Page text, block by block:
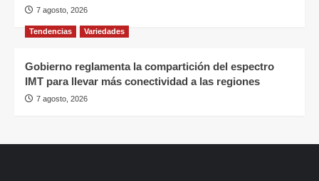
7 agosto, 2026
Tendencias Variedades
Gobierno reglamenta la compartición del espectro
IMT para llevar más conectividad a las regiones
7 agosto, 2026